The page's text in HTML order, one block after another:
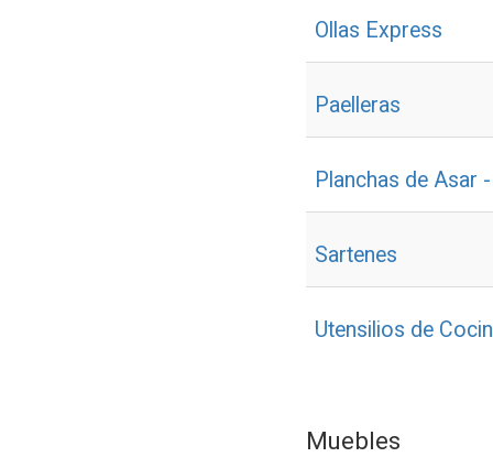
Ollas Express
Paelleras
Planchas de Asar
Sartenes
Utensilios de
Muebles